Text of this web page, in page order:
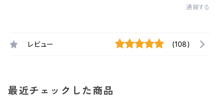
通報する
レビュー (108)
最近チェックした商品